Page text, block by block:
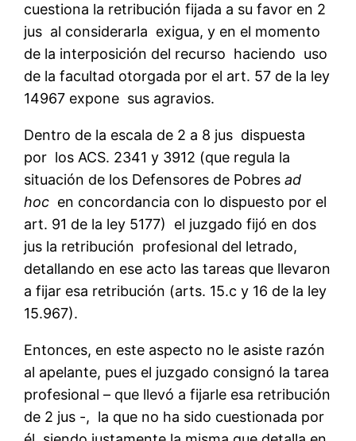
cuestiona la retribución fijada a su favor en 2
jus al considerarla exigua, y en el momento
de la interposición del recurso haciendo uso
de la facultad otorgada por el art. 57 de la ley
14967 expone sus agravios.
Dentro de la escala de 2 a 8 jus dispuesta
por los ACS. 2341 y 3912 (que regula la
situación de los Defensores de Pobresad
hoc en concordancia con lo dispuesto por el
art. 91 de la ley 5177) el juzgado fijó en dos
jus la retribución profesional del letrado,
detallando en ese acto las tareas que llevaron
a fijar esa retribución (arts. 15.c y 16 de la ley
15.967).
Entonces, en este aspecto no le asiste razón
al apelante, pues el juzgado consignó la tarea
profesional – que llevó a fijarle esa retribución
de 2 jus -, la que no ha sido cuestionada por